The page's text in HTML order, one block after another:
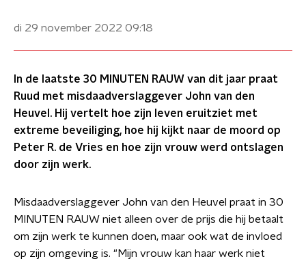
di 29 november 2022 09:18
In de laatste 30 MINUTEN RAUW van dit jaar praat
Ruud met misdaadverslaggever John van den
Heuvel. Hij vertelt hoe zijn leven eruitziet met
extreme beveiliging, hoe hij kijkt naar de moord op
Peter R. de Vries en hoe zijn vrouw werd ontslagen
door zijn werk.
Misdaadverslaggever John van den Heuvel praat in 30
MINUTEN RAUW niet alleen over de prijs die hij betaalt
om zijn werk te kunnen doen, maar ook wat de invloed
op zijn omgeving is. "Mijn vrouw kan haar werk niet